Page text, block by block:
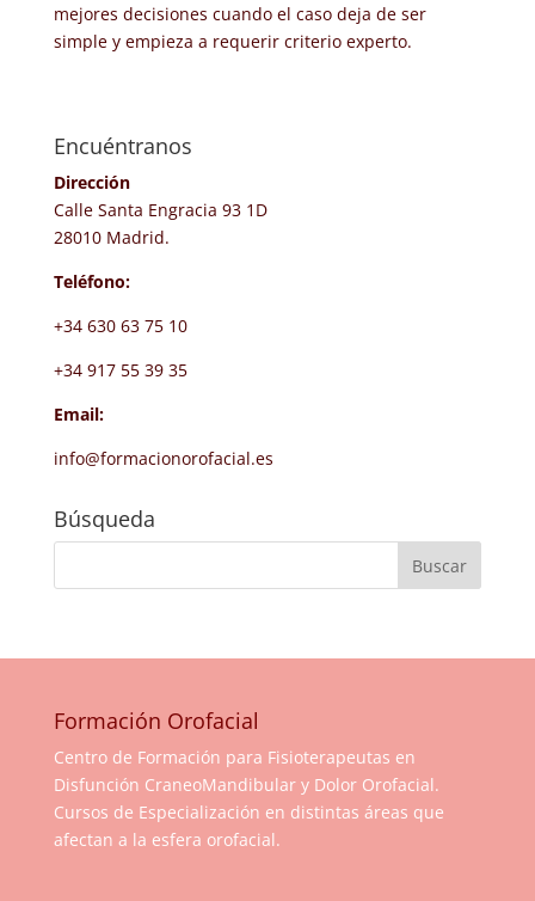
mejores decisiones cuando el caso deja de ser
simple y empieza a requerir criterio experto.
Encuéntranos
Dirección
Calle Santa Engracia 93 1D
28010 Madrid.
Teléfono:
+34 630 63 75 10
+34 917 55 39 35
Email:
info@formacionorofacial.es
Búsqueda
Formación Orofacial
Centro de Formación para Fisioterapeutas en
Disfunción CraneoMandibular y Dolor Orofacial.
Cursos de Especialización en distintas áreas que
afectan a la esfera orofacial.